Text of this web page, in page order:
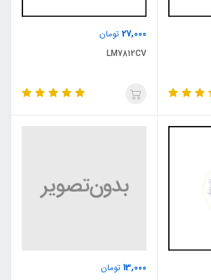
27,000 تومان
LM7812CV
13,000 تومان